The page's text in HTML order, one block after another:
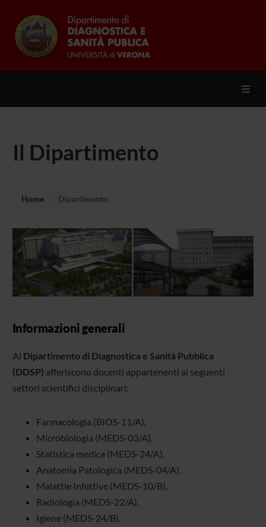
Il Dipartimento
Home Dipartimento
Informazioni generali
Al Dipartimento di Diagnostica e Sanità Pubblica
(DDSP) afferiscono docenti appartenenti ai seguenti
settori scientifici disciplinari:
Farmacologia (BIOS-11/A),
Microbiologia (MEDS-03/A),
Statistica medica (MEDS-24/A),
Anatomia Patologica (MEDS-04/A),
Malattie Infettive (MEDS-10/B),
Radiologia (MEDS-22/A),
Igiene (MEDS-24/B),